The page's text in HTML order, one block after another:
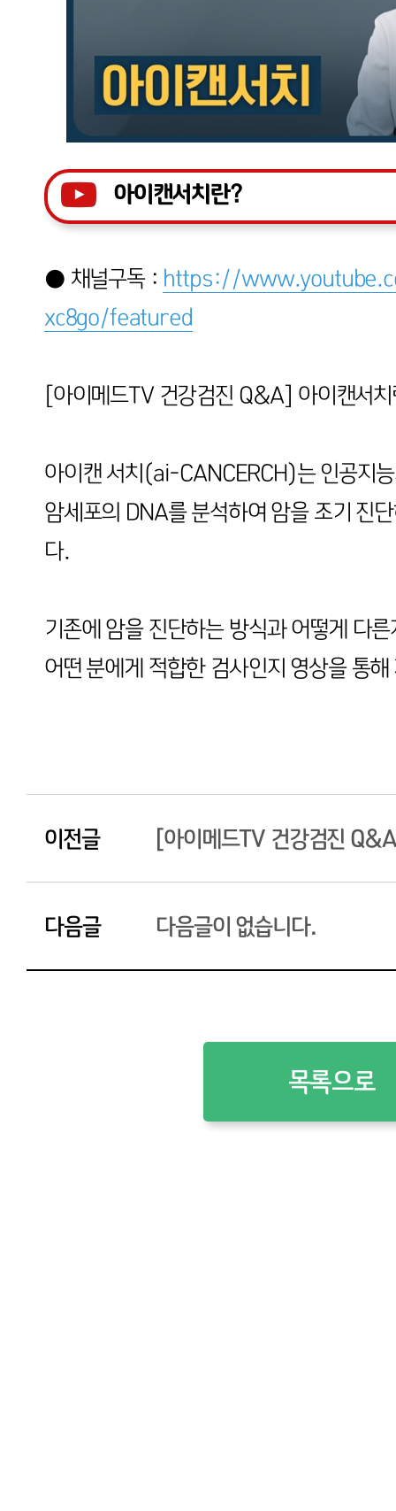
아이캔서치란?
● 채널구독 : https://
xc8go/featured
[아이메드TV 건강검진 Q&A] 아이캔서
아이캔 서치(ai-CANCERCH)는 인공지
암세포의 DNA를 분석하여 암을 조기 진
다.
기존에 암을 진단하는 방식과 어떻게 다른
어떤 분에게 적합한 검사인지 영상을 통
이전글 [아이메드TV 건강검진
다음글 다음글이 없습니다.
목록으로